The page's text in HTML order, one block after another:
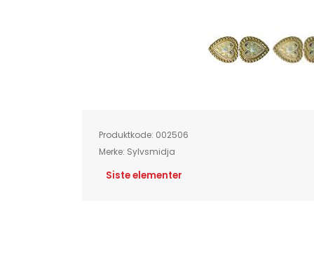
images
gallery
Produktkode: 002506
Merke: Sylvsmidja
Siste elementer